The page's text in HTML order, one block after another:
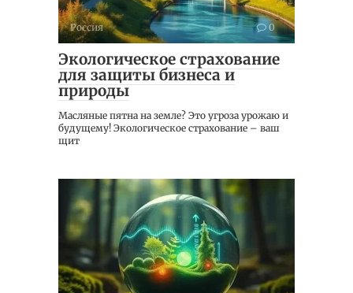
Россия 0
Экологическое страхование
для защиты бизнеса и
природы
Масляные пятна на земле? Это угроза урожаю и
будущему! Экологическое страхование – ваш
щит